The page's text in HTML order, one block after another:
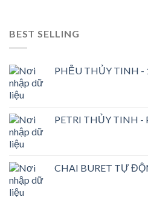
BEST SELLING
PHỄU THỦY TINH -
PETRI THỦY TINH -
CHAI BURET TỰ